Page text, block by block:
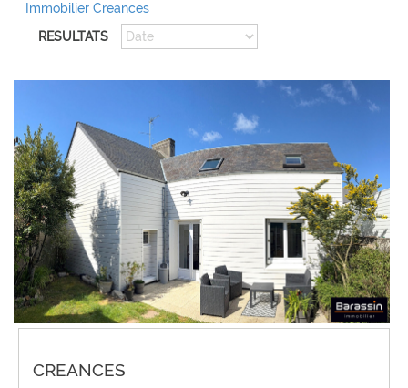
Immobilier Creances
RESULTATS
CREANCES